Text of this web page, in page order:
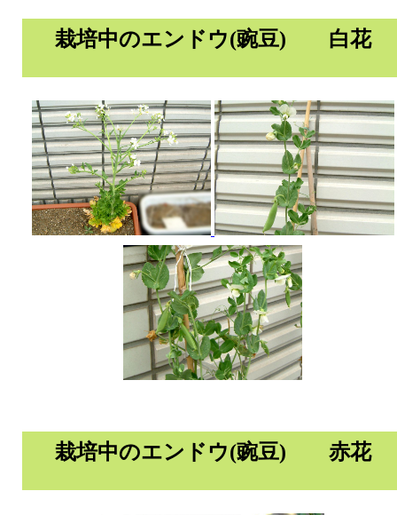
栽培中のエンドウ(豌豆) 白花
栽培中のエンドウ(豌豆) 赤花